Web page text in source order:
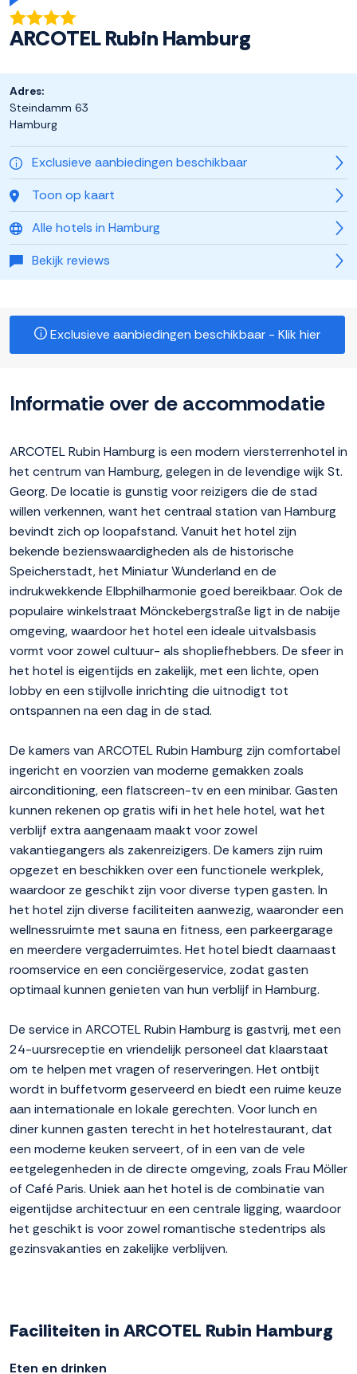
ARCOTEL Rubin Hamburg
Exclusieve aanbiedingen beschikbaar
Toon op kaart
Alle hotels in Hamburg
Bekijk reviews
Adres:
Steindamm 63
Hamburg
Exclusieve aanbiedingen beschikbaar - Klik hier
Informatie over de accommodatie
ARCOTEL Rubin Hamburg is een modern viersterrenhotel in
het centrum van Hamburg, gelegen in de levendige wijk St.
Georg. De locatie is gunstig voor reizigers die de stad
willen verkennen, want het centraal station van Hamburg
bevindt zich op loopafstand. Vanuit het hotel zijn
bekende bezienswaardigheden als de historische
Speicherstadt, het Miniatur Wunderland en de
indrukwekkende Elbphilharmonie goed bereikbaar. Ook de
populaire winkelstraat Mönckebergstraße ligt in de nabije
omgeving, waardoor het hotel een ideale uitvalsbasis
vormt voor zowel cultuur- als shopliefhebbers. De sfeer in
het hotel is eigentijds en zakelijk, met een lichte, open
lobby en een stijlvolle inrichting die uitnodigt tot
ontspannen na een dag in de stad.
De kamers van ARCOTEL Rubin Hamburg zijn comfortabel
ingericht en voorzien van moderne gemakken zoals
airconditioning, een flatscreen-tv en een minibar. Gasten
kunnen rekenen op gratis wifi in het hele hotel, wat het
verblijf extra aangenaam maakt voor zowel
vakantiegangers als zakenreizigers. De kamers zijn ruim
opgezet en beschikken over een functionele werkplek,
waardoor ze geschikt zijn voor diverse typen gasten. In
het hotel zijn diverse faciliteiten aanwezig, waaronder een
wellnessruimte met sauna en fitness, een parkeergarage
en meerdere vergaderruimtes. Het hotel biedt daarnaast
roomservice en een conciërgeservice, zodat gasten
optimaal kunnen genieten van hun verblijf in Hamburg.
De service in ARCOTEL Rubin Hamburg is gastvrij, met een
24-uursreceptie en vriendelijk personeel dat klaarstaat
om te helpen met vragen of reserveringen. Het ontbijt
wordt in buffetvorm geserveerd en biedt een ruime keuze
aan internationale en lokale gerechten. Voor lunch en
diner kunnen gasten terecht in het hotelrestaurant, dat
een moderne keuken serveert, of in een van de vele
eetgelegenheden in de directe omgeving, zoals Frau Möller
of Café Paris. Uniek aan het hotel is de combinatie van
eigentijdse architectuur en een centrale ligging, waardoor
het geschikt is voor zowel romantische stedentrips als
gezinsvakanties en zakelijke verblijven.
Faciliteiten in ARCOTEL Rubin Hamburg
Eten en drinken